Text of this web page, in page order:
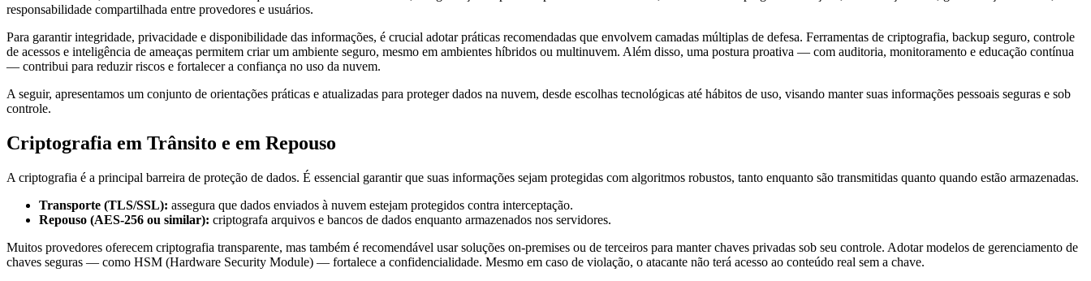
responsabilidade compartilhada entre provedores e usuários.
Para garantir integridade, privacidade e disponibilidade das informações, é crucial adotar práticas recomendadas que envolvem camadas múltiplas de defesa. Ferramentas de criptografia, backup seguro, controle
de acessos e inteligência de ameaças permitem criar um ambiente seguro, mesmo em ambientes híbridos ou multinuvem. Além disso, uma postura proativa — com auditoria, monitoramento e educação contínua
— contribui para reduzir riscos e fortalecer a confiança no uso da nuvem.
A seguir, apresentamos um conjunto de orientações práticas e atualizadas para proteger dados na nuvem, desde escolhas tecnológicas até hábitos de uso, visando manter suas informações pessoais seguras e sob
controle.
Criptografia em Trânsito e em Repouso
A criptografia é a principal barreira de proteção de dados. É essencial garantir que suas informações sejam protegidas com algoritmos robustos, tanto enquanto são transmitidas quanto quando estão armazenadas.
Transporte (TLS/SSL): assegura que dados enviados à nuvem estejam protegidos contra interceptação.
Repouso (AES-256 ou similar): criptografa arquivos e bancos de dados enquanto armazenados nos servidores.
Muitos provedores oferecem criptografia transparente, mas também é recomendável usar soluções on-premises ou de terceiros para manter chaves privadas sob seu controle. Adotar modelos de gerenciamento de
chaves seguras — como HSM (Hardware Security Module) — fortalece a confidencialidade. Mesmo em caso de violação, o atacante não terá acesso ao conteúdo real sem a chave.